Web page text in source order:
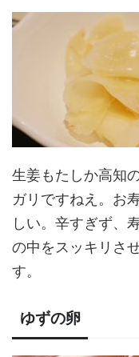
生姜もたしか高知
ガリですねえ。お
しい。辛すぎず、
の中をスッキリさ
す。
ゆずの卵